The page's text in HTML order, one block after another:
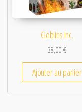
Goblins Inc.
38,00€
Ajouter au panier